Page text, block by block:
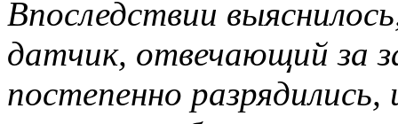
Впоследствии
датчик, отвечающий за
постепенно